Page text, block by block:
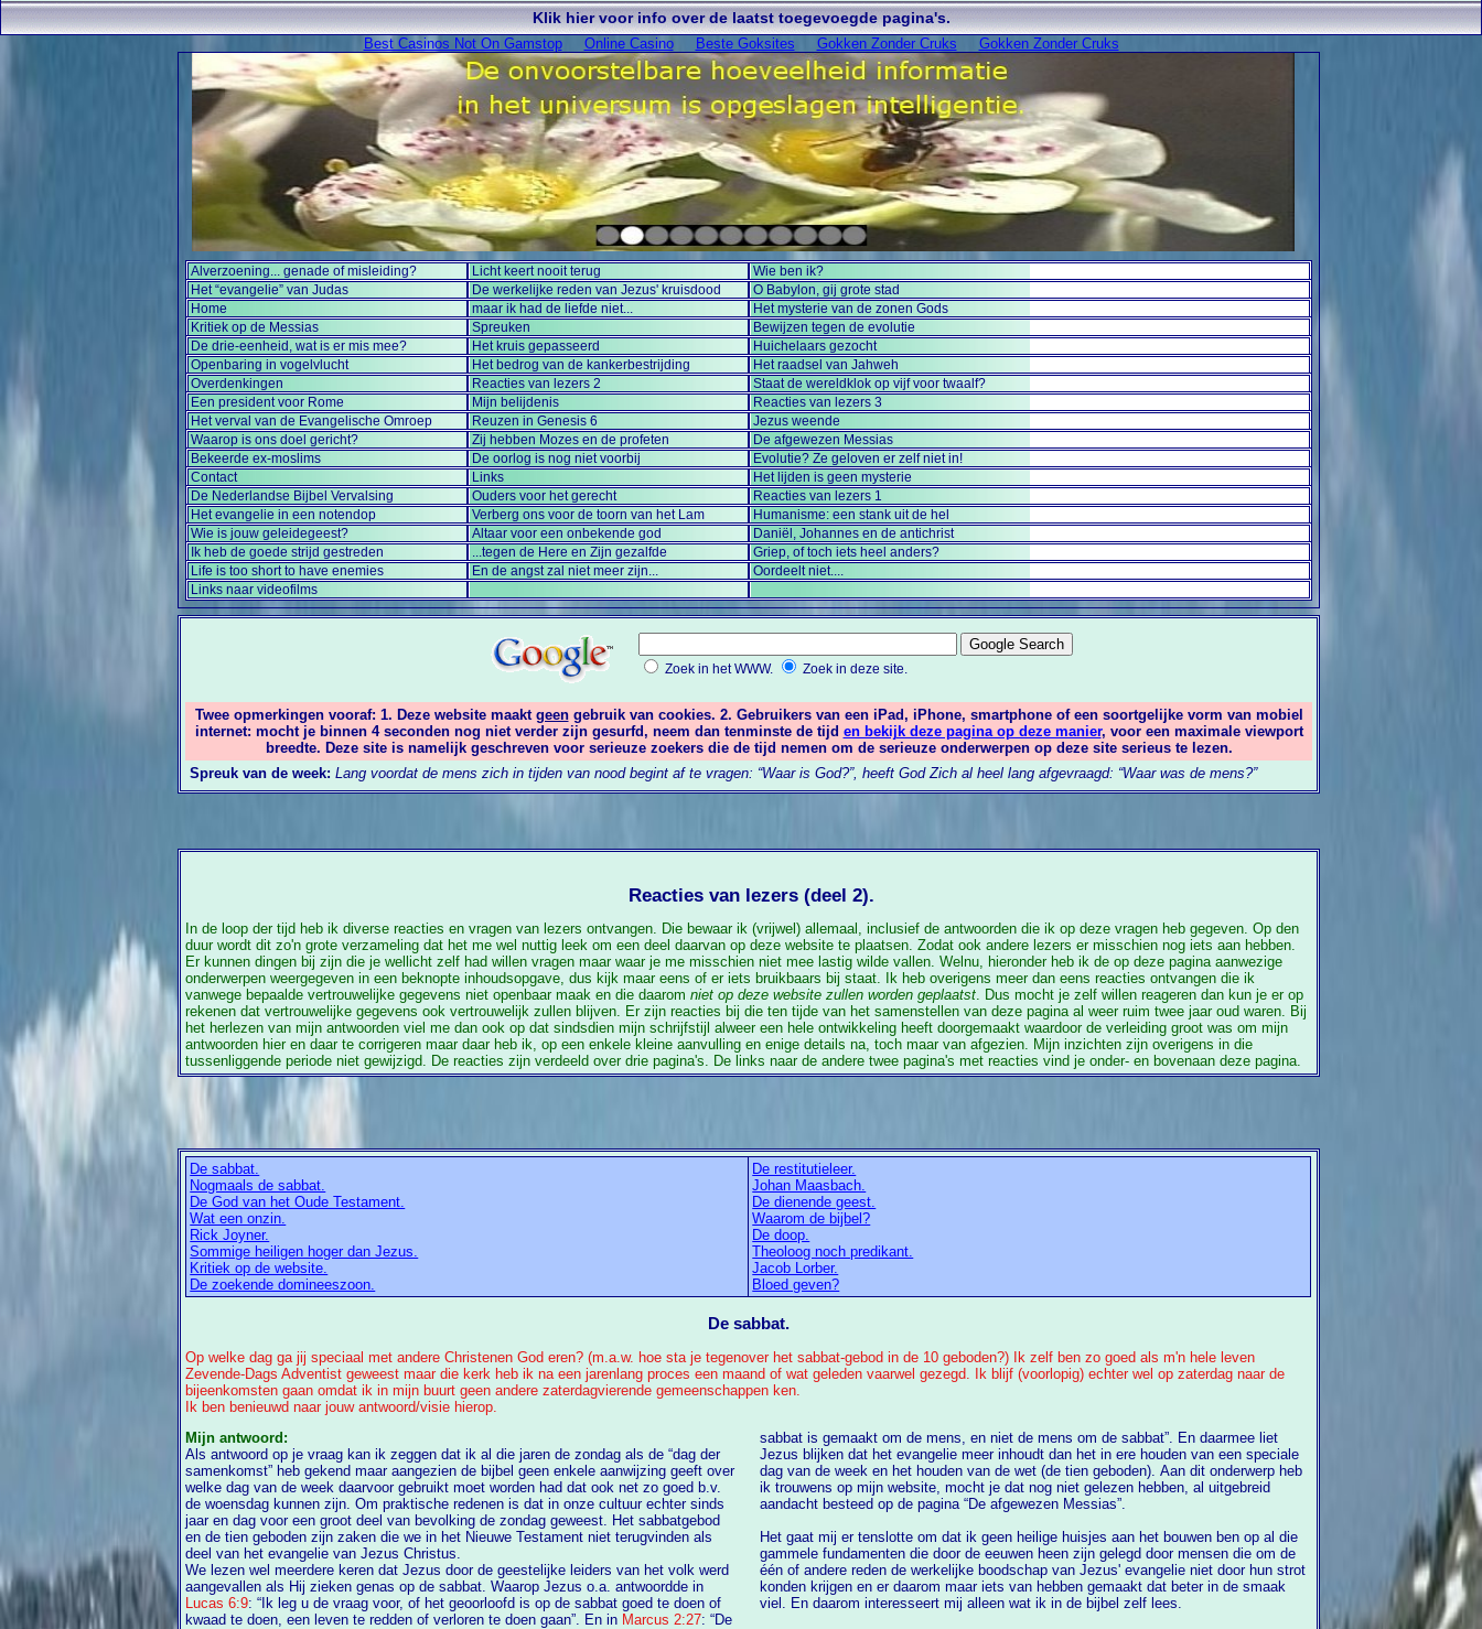
Best Casinos Not On Gamstop Online Casino Beste Goksites Gokken Zonder Cruks Gokken Zonder Cruks
Alverzoening... genade of misleiding? Licht keert nooit terug
Wie ben ik?
Het “evangelie” van Judas
De werkelijke reden van Jezus' kruisdood
O Babylon, gij grote stad
Home
maar ik had de liefde niet...
Het mysterie van de zonen Gods
Kritiek op de Messias
Spreuken
Bewijzen tegen de evolutie
De drie-eenheid, wat is er mis mee?
Het kruis gepasseerd
Huichelaars gezocht
Openbaring in vogelvlucht
Het bedrog van de kankerbestrijding
Het raadsel van Jahweh
Overdenkingen
Reacties van lezers 2
Staat de wereldklok op vijf voor twaalf?
Een president voor Rome
Mijn belijdenis
Reacties van lezers 3
Het verval van de Evangelische Omroep
Reuzen in Genesis 6
Jezus weende
Waarop is ons doel gericht?
Zij hebben Mozes en de profeten
De afgewezen Messias
Bekeerde ex-moslims
De oorlog is nog niet voorbij
Evolutie? Ze geloven er zelf niet in!
Contact
Links
Het lijden is geen mysterie
De Nederlandse Bijbel Vervalsing
Ouders voor het gerecht
Reacties van lezers 1
Het evangelie in een notendop
Verberg ons voor de toorn van het Lam
Humanisme: een stank uit de hel
Wie is jouw geleidegeest?
Altaar voor een onbekende god
Daniël, Johannes en de antichrist
Ik heb de goede strijd gestreden
...tegen de Here en Zijn gezalfde
Griep, of toch iets heel anders?
Life is too short to have enemies
En de angst zal niet meer zijn...
Oordeelt niet....
Links naar videofilms
Zoek in het WWW. Zoek in deze site.
Twee opmerkingen vooraf: 1. Deze website maakt geengebruik van cookies. 2. Gebruikers van een iPad, iPhone, smartphone of een soortgelijke vorm van mobiel
internet: mocht je binnen 4 seconden nog niet verder zijn gesurfd, neem dan tenminste de tijd en bekijk deze pagina op deze manier, voor een maximale viewport
breedte. Deze site is namelijk geschreven voor serieuze zoekers die de tijd nemen om de serieuze onderwerpen op deze site serieus te lezen.
Spreuk van de week: Lang voordat de mens zich in tijden van nood begint af te vragen: “Waar is God?”, heeft God Zich al heel lang afgevraagd: “Waar was de mens?”
Reacties van lezers (deel 2).
In de loop der tijd heb ik diverse reacties en vragen van lezers ontvangen. Die bewaar ik (vrijwel) allemaal, inclusief de antwoorden die ik op deze vragen heb gegeven. Op den
duur wordt dit zo'n grote verzameling dat het me wel nuttig leek om een deel daarvan op deze website te plaatsen. Zodat ook andere lezers er misschien nog iets aan hebben.
Er kunnen dingen bij zijn die je wellicht zelf had willen vragen maar waar je me misschien niet mee lastig wilde vallen. Welnu, hieronder heb ik de op deze pagina aanwezige
onderwerpen weergegeven in een beknopte inhoudsopgave, dus kijk maar eens of er iets bruikbaars bij staat. Ik heb overigens meer dan eens reacties ontvangen die ik
vanwege bepaalde vertrouwelijke gegevens niet openbaar maak en die daaromniet op deze website zullen worden geplaatst . Dus mocht je zelf willen reageren dan kun je er op
rekenen dat vertrouwelijke gegevens ook vertrouwelijk zullen blijven. Er zijn reacties bij die ten tijde van het samenstellen van deze pagina al weer ruim twee jaar oud waren. Bij
het herlezen van mijn antwoorden viel me dan ook op dat sindsdien mijn schrijfstijl alweer een hele ontwikkeling heeft doorgemaakt waardoor de verleiding groot was om mijn
antwoorden hier en daar te corrigeren maar daar heb ik, op een enkele kleine aanvulling en enige details na, toch maar van afgezien. Mijn inzichten zijn overigens in die
tussenliggende periode niet gewijzigd. De reacties zijn verdeeld over drie pagina's. De links naar de andere twee pagina's met reacties vind je onder- en bovenaan deze pagina.
De sabbat.
Nogmaals de sabbat.
De God van het Oude Testament.
Wat een onzin.
Rick Joyner.
Sommige heiligen hoger dan Jezus.
Kritiek op de website.
De zoekende domineeszoon.
De restitutieleer.
Johan Maasbach.
De dienende geest.
Waarom de bijbel?
De doop.
Theoloog noch predikant.
Jacob Lorber.
Bloed geven?
De sabbat.
Op welke dag ga jij speciaal met andere Christenen God eren? (m.a.w. hoe sta je tegenover het sabbat-gebod in de 10 geboden?) Ik zelf ben zo goed als m'n hele leven
Zevende-Dags Adventist geweest maar die kerk heb ik na een jarenlang proces een maand of wat geleden vaarwel gezegd. Ik blijf (voorlopig) echter wel op zaterdag naar de
bijeenkomsten gaan omdat ik in mijn buurt geen andere zaterdagvierende gemeenschappen ken.
Ik ben benieuwd naar jouw antwoord/visie hierop.
Mijn antwoord:
Als antwoord op je vraag kan ik zeggen dat ik al die jaren de zondag als de “dag der
samenkomst” heb gekend maar aangezien de bijbel geen enkele aanwijzing geeft over
welke dag van de week daarvoor gebruikt moet worden had dat ook net zo goed b.v.
de woensdag kunnen zijn. Om praktische redenen is dat in onze cultuur echter sinds
jaar en dag voor een groot deel van bevolking de zondag geweest. Het sabbatgebod
en de tien geboden zijn zaken die we in het Nieuwe Testament niet terugvinden als
deel van het evangelie van Jezus Christus.
We lezen wel meerdere keren dat Jezus door de geestelijke leiders van het volk werd
aangevallen als Hij zieken genas op de sabbat. Waarop Jezus o.a. antwoordde in
Lucas 6:9: “Ik leg u de vraag voor, of het geoorloofd is op de sabbat goed te doen of
kwaad te doen, een leven te redden of verloren te doen gaan”. En in Marcus 2:27: “De
sabbat is gemaakt om de mens, en niet de mens om de sabbat”. En daarmee liet
Jezus blijken dat het evangelie meer inhoudt dan het in ere houden van een speciale
dag van de week en het houden van de wet (de tien geboden). Aan dit onderwerp heb
ik trouwens op mijn website, mocht je dat nog niet gelezen hebben, al uitgebreid
aandacht besteed op de pagina “De afgewezen Messias”.
Het gaat mij er tenslotte om dat ik geen heilige huisjes aan het bouwen ben op al die
gammele fundamenten die door de eeuwen heen zijn gelegd door mensen die om de
één of andere reden de werkelijke boodschap van Jezus' evangelie niet door hun strot
konden krijgen en er daarom maar iets van hebben gemaakt dat beter in de smaak
viel. En daarom interesseert mij alleen wat ik in de bijbel zelf lees.
Klik hier voor info over de laatst toegevoegde pagina's.